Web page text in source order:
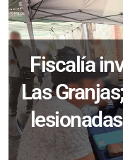
Fiscalía
Las